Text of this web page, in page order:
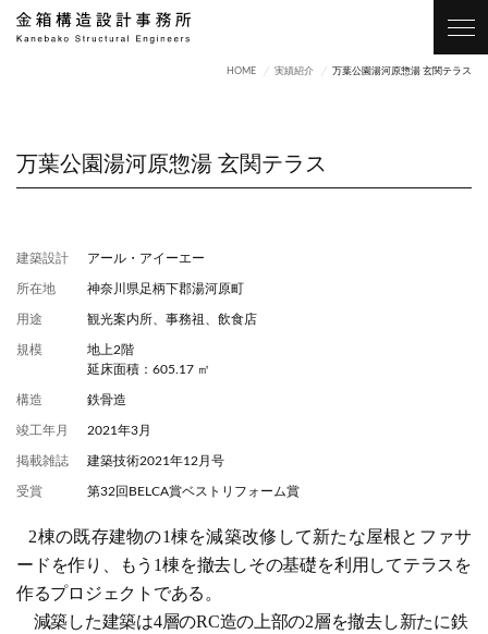
HOME 実績紹介 万葉公園湯河原惣湯 玄関テラス
万葉公園湯河原惣湯 玄関テラス
テラスの全景
建築設計 アール・アイーエー
所在地 神奈川県足柄下郡湯河原町
用途 観光案内所、事務祖、飲食店
規模
地上2階
延床面積：605.17 ㎡
構造 鉄骨造
竣工年月 2021年3月
掲載雑誌 建築技術2021年12月号
受賞 第32回BELCA賞ベストリフォーム賞
2棟の既存建物の1棟を減築改修して新たな屋根とファサ
ードを作り、もう 1棟を撤去しその基礎を利用してテラスを
作るプロジェクトである。
減築した建築は4層のRC造の上部の2層を撤去し新たに鉄